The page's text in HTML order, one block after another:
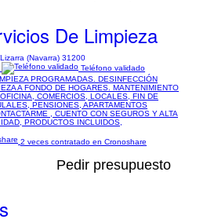
De Limpieza
(Navarra) 31200
Teléfono validado
PROGRAMADAS. DESINFECCIÓN
A FONDO DE HOGARES. MANTENIMIENTO
COMERCIOS, LOCALES, FIN DE
PENSIONES, APARTAMENTOS
, CUENTO CON SEGUROS Y ALTA
PRODUCTOS INCLUIDOS,
2 veces contratado en Cronoshare
Pedir presupuesto